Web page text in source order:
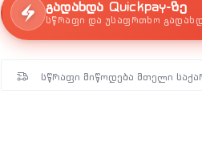
გადახდა Quickpay-ზე
სწრაფი და უსაფრთხო
სწრაფი მიწოდება მთელი